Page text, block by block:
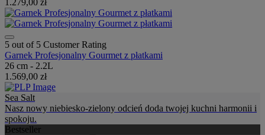
5 out of 5 Customer Rating
Garnek Profesjonalny Gourmet z płatkami
26 cm - 2.2L
1.569,00 zł
Sea Salt
Nasz nowy niebiesko-zielony odcień doda twojej kuchni harmonii i
spokoju.
Bestseller